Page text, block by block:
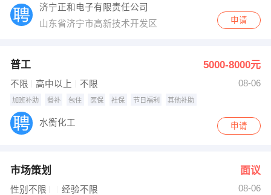
济宁正和电子有限责任公司
山东省济宁市高新技术开发区
申请
普工 5000-8000元
不限 高中以上 不限 08-06
加班补助 餐补 包住 医保 社保 节日福利 其他补助
水衡化工 申请
市场策划 面议
性别不限 经验不限
08-06